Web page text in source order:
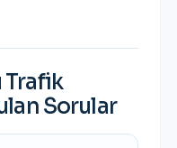
Trafik
Sorular